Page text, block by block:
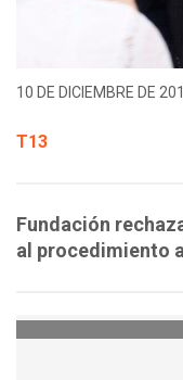
10 DE DICIEMBRE DE
T13
Fundación
al procedimiento